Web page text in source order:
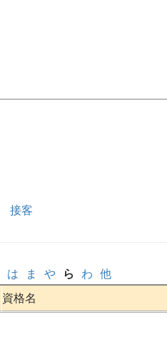
接客
は ま や ら わ
他
資格名